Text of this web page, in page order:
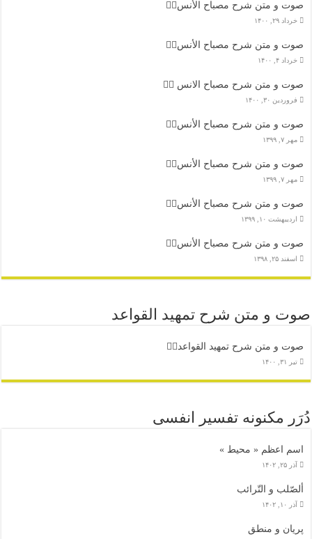
صوت و متن شرح مصباح الأنس۷️⃣
خرداد ۲۹, ۱۴۰۰
صوت و متن شرح مصباح الأنس۶️⃣
خرداد ۴, ۱۴۰۰
صوت و متن شرح مصباح الانس ۵️⃣
فروردین ۳۰, ۱۴۰۰
صوت و متن شرح مصباح الأنس۴️⃣
مهر ۷, ۱۳۹۹
صوت و متن شرح مصباح الأنس۳️⃣
مهر ۷, ۱۳۹۹
صوت و متن شرح مصباح الأنس۲️⃣
اردیبهشت ۱۰, ۱۳۹۹
صوت و متن شرح مصباح الأنس۱️⃣
اسفند ۲۵, ۱۳۹۸
صوت و متن شرح تمهید القواعد
صوت و متن شرح تمهید القواعد۱️⃣
تیر ۳۱, ۱۴۰۰
دُرَر مکنونه تفسیر انفسی
اسم اعظم « محیط »
آذر ۲۵, ۱۴۰۲
ألصّلب و التّرائب
آذر ۱۰, ۱۴۰۲
پریان و منطق